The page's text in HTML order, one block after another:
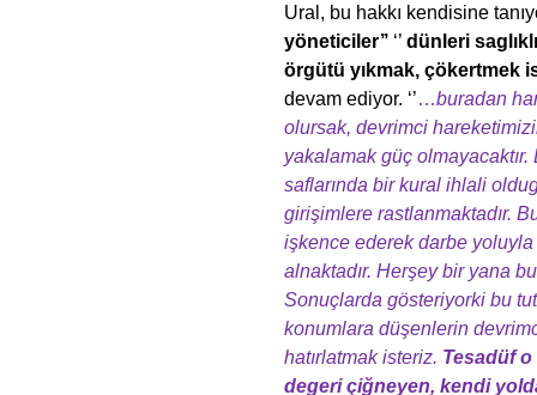
Ural, bu hakkı kendisine
yöneticiler’’ ‘’ dünleri
örgütü yıkmak, çökertmek
devam ediyor. ‘’…buradan
olursak, devrimci
yakalamak güç
saflarında bir kural ihlali
girişimlere rastlanmaktadır.
işkence ederek darbe
alnaktadır. Herşey bir yana
Sonuçlarda gösteriyorki bu
konumlara düşenlerin
hatırlatmak isteriz. Tesadüf
degeri çiğneyen, kendi